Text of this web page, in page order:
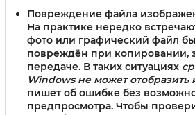
Повреждение файла
На практике нередко
фото или графический файл
повреждён при копировании,
передаче. В таких ситуациях
Windows не может отобразить
пишет об ошибке без
предпросмотра. Чтобы